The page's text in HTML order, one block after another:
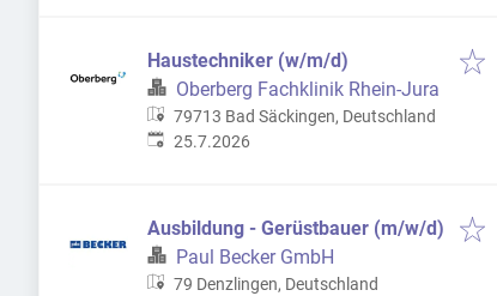
Haustechniker (w/m/d)
Oberberg Fachklinik Rhein-Jura
79713 Bad Säckingen, Deutschland
Veröffentlicht:
25.7.2026
Ausbildung - Gerüstbauer (m/w/d)
Paul Becker GmbH
79 Denzlingen, Deutschland